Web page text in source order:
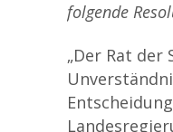
folgende
„Der Rat